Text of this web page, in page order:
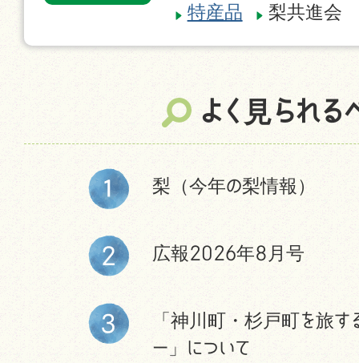
特産品
梨共進会
よく見られる
梨（今年の梨情報）
広報2026年8月号
「神川町・杉戸町を旅す
ー」について